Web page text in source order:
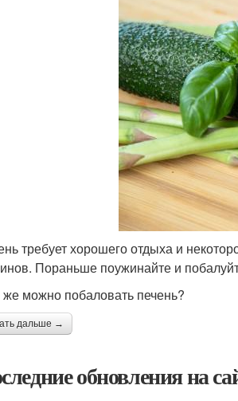
требует хорошего отдыха и
Пораньше поужинайте и
можно побаловать печень?
дальше →
обновления на